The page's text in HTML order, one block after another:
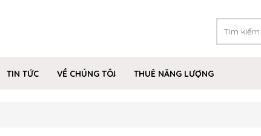
TIN TỨC VỀ CHÚNG TÔI
THUÊ NĂNG LƯỢNG